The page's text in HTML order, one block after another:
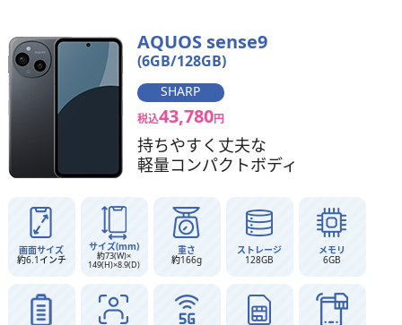
AQUOS sense9
(6GB/128GB)
SHARP
税込43,780円
持ちやすく丈夫な
軽量コンパクトボディ
画面サイズ
約6.1インチ
サイズ(mm)
約73(W)×
149(H)×8.9(D)
重さ
約166g
ストレージ
128GB
メモリ
6GB